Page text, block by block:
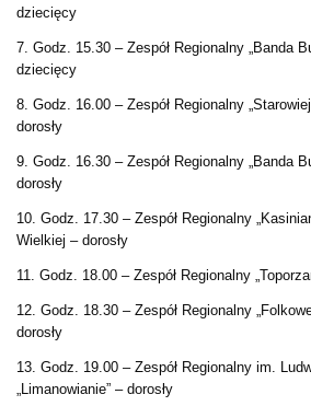
dziecięcy
7. Godz. 15.30 – Zespół Regionalny „Banda
dziecięcy
8. Godz. 16.00 – Zespół Regionalny
dorosły
9. Godz. 16.30 – Zespół Regionalny „Banda
dorosły
10. Godz. 17.30 – Zespół Regionalny
Wielkiej – dorosły
11. Godz. 18.00 – Zespół Regionalny
12. Godz. 18.30 – Zespół Regionalny
dorosły
13. Godz. 19.00 – Zespół Regionalny im.
„Limanowianie” – dorosły